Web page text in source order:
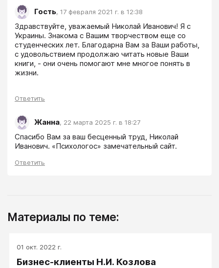
Гость, 17 февраля 2021 г. в 12:38
Здравствуйте, уважаемый Николай Иванович! Я с
Украины. Знакома с Вашим творчеством еще со
студенческих лет. Благодарна Вам за Ваши работы,
с удовольствием продолжаю читать новые Ваши
книги, - они очень помогают мне многое понять в
жизни.
Ответить
Жанна, 22 марта 2025 г. в 18:27
Спасибо Вам за ваш бесценный труд, Николай
Иванович. «Психологос» замечательный сайт.
Ответить
Материалы по теме:
01 окт. 2022 г.
Бизнес-клиенты Н.И. Козлова